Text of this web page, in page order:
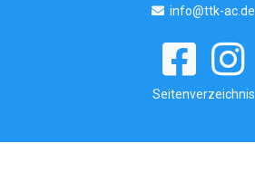
info@ttk-ac.de
Seitenverzeichnis